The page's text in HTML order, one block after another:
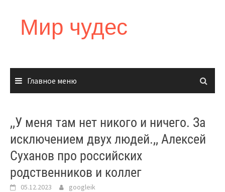
содержимому
Мир чудес
Главное меню
,,У меня там нет никого и ничего. За
исключением двух людей.,, Алексей
Суханов про российских
родственников и коллег
05.12.2023 googleik